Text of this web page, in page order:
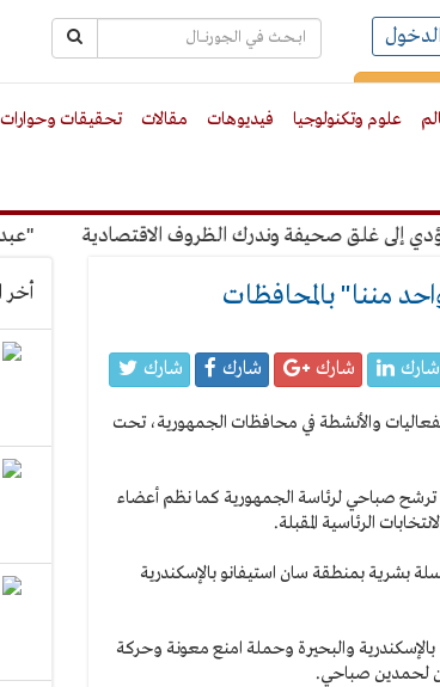
علوم وتكنولوجيا فيديوهات مقالات تحقيقات وحوارات
غلق صحيفة وندرك الظروف الاقتصادية
مننا" بالمحافظات
شارك شارك شارك شارك
والأنشطة في محافظات الجمهورية، تحت
ترشح صباحي لرئاسة الجمهورية كما نظم أعضاء
الرئاسية المقبلة.
بشرية بمنطقة سان استيفانو بالإسكندرية
والبحيرة وحملة امنع معونة وحركة
لحمدين صباحي.
أخر